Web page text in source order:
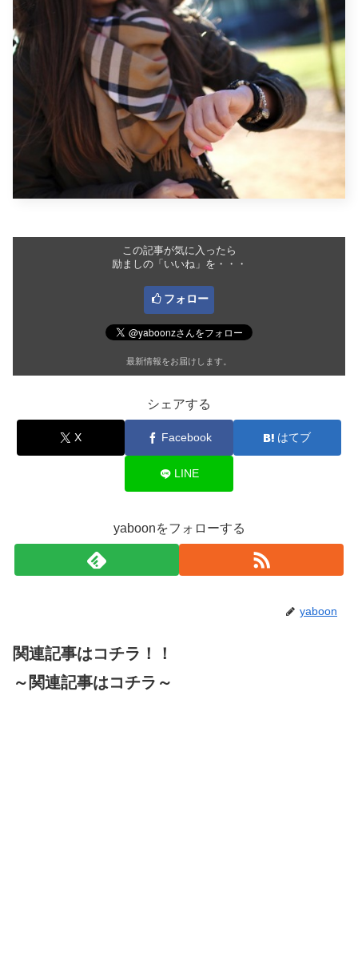
この記事が気に入ったら
励ましの「いいね」を・・・
フォロー
最新情報をお届けします。
シェアする
X Facebook はてブ
LINE
yaboonをフォローする
yaboon
関連記事はコチラ！！
～関連記事はコチラ～